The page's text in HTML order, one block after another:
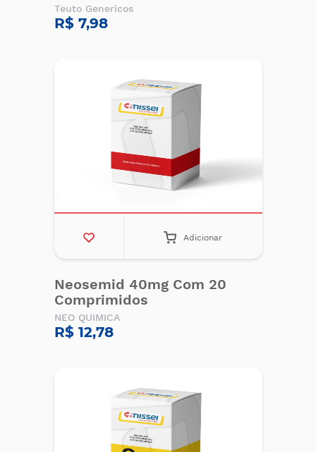
Teuto Genericos
R$ 7,98
Adicionar
Neosemid 40mg Com 20
Comprimidos
NEO QUIMICA
R$ 12,78